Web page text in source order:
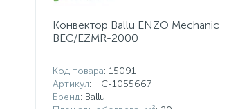
Конвектор Ballu ENZO Mechanic
BEC/EZMR-2000
Код товара: 15091
Артикул: НС-1055667
Бренд: Ballu